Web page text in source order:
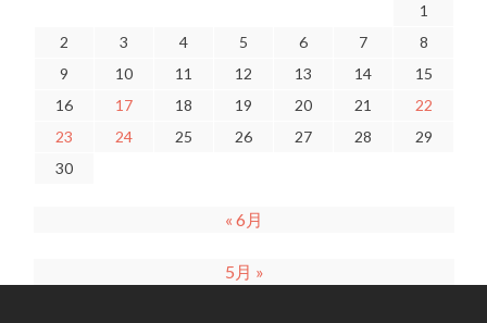
1
2
3 4 5 6 7
8
9
10 11 12 13 14
15
16
17 18 19 20 21
22
23
24 25 26 27 28
29
30
« 6月
5月 »